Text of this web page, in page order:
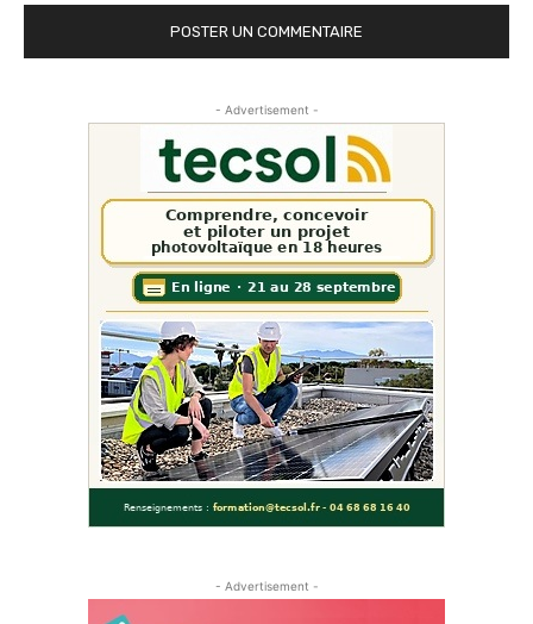
- Advertisement -
- Advertisement -